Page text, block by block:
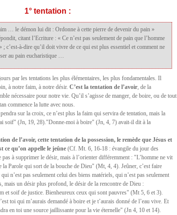
1° tentation :
… le démon lui dit : Ordonne à cette pierre de devenir du pain »
citant l’Ecriture : « Ce n’est pas seulement de pain que l’homme
; c’est-à-dire qu’il doit vivre de ce qui est plus essentiel et comment ne
au pain eucharistique …
par les tentations les plus élémentaires, les plus fondamentales. Il
à notre faim, à notre désir.C’est la tentation de l’avoir, de la
nécessaire pour notre vie. Qu’il s’agisse de manger, de boire, ou de tout
commence la lutte avec nous.
sur la croix, ce n’est plus la faim qui servira de tentation, mais la
soif" (Jn, 19, 28)."Donne-moi à boire" (Jn, 4, 7) avait-il dit à la
de l’avoir, cette tentation de la possession, le remède que Jésus et
ce qu’on appelle le jeûne (Cf. Mt. 6, 16-18 : évangile du jour des
pas à supprimer le désir, mais à l’orienter différemment : "L’homme ne vit
la Parole qui sort de la bouche de Dieu" (Mt, 4, 4). Jeûner, c’est faire
n’est pas seulement celui des biens matériels, qui n’est pas seulement
mais un désir plus profond, le désir de la rencontre de Dieu :
et soif de justice. Bienheureux ceux qui sont pauvres" (Mt 5, 6 et 3).
toi qui m’aurais demandé à boire et je t’aurais donné de l’eau vive. Et
en toi une source jaillissante pour la vie éternelle" (Jn 4, 10 et 14).